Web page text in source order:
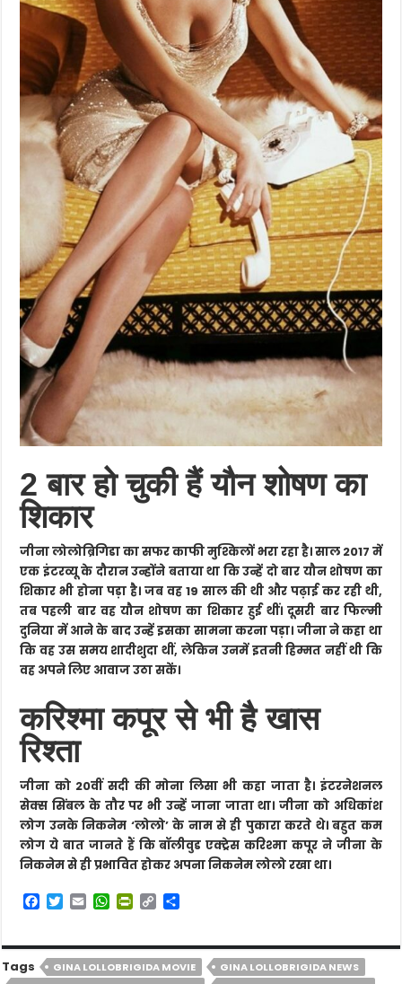
2 बार हो चुकी हैं यौन शोषण का
शिकार
जीना लोलोब्रिगिडा का सफर काफी मुश्किलों भरा रहा है। साल 2017 में
एक इंटरव्यू के दौरान उन्होंने बताया था कि उन्हें दो बार यौन शोषण का
शिकार भी होना पड़ा है। जब वह 19 साल की थी और पढ़ाई कर रही थी,
तब पहली बार वह यौन शोषण का शिकार हुई थीं। दूसरी बार फिल्मी
दुनिया में आने के बाद उन्हें इसका सामना करना पड़ा। जीना ने कहा था
कि वह उस समय शादीशुदा थीं, लेकिन उनमें इतनी हिम्मत नहीं थी कि
वह अपने लिए आवाज उठा सकें।
करिश्मा कपूर से भी है खास
रिश्ता
जीना को 20वीं सदी की मोना लिसा भी कहा जाता है। इंटरनेशनल
सेक्स सिंबल के तौर पर भी उन्हें जाना जाता था। जीना को अधिकांश
लोग उनके निकनेम ‘लोलो’ के नाम से ही पुकारा करते थे। बहुत कम
लोग ये बात जानते हैं कि बॉलीवुड एक्ट्रेस करिश्मा कपूर ने जीना के
निकनेम से ही प्रभावित होकर अपना निकनेम लोलो रखा था।
F
e
b
T
t
t
E
i
l
W
t
s
P
n
t
C
y
L
r
e
Tags GINA LOLLOBRIGIDA MOVIE
GINA LOLLOBRIGIDA NEWS